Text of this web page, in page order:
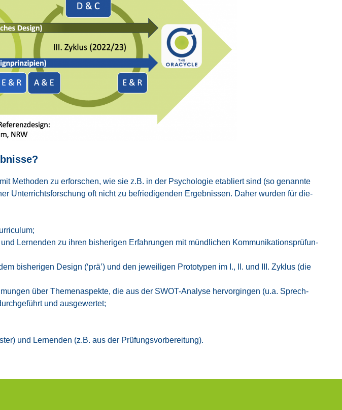
Metho­den zu erfor­schen, wie sie z.B. in der Psy­cho­lo­gie eta­bliert sind (so genann­te
Unter­richts­for­schung oft nicht zu befrie­di­gen­den Ergeb­nis­sen. Daher wur­den für die­
Ler­nen­den zu ihren bis­he­ri­gen Erfah­run­gen mit münd­li­chen Kom­mu­ni­ka­ti­ons­prü­fun­
bis­he­ri­gen Design (‘prä’) und den jewei­li­gen Pro­to­ty­pen im I., II. und III. Zyklus (die
über The­men­aspek­te, die aus der SWOT-Ana­ly­se her­vor­gin­gen (u.a. Sprech­
und aus­ge­wer­tet;
und Ler­nen­den (z.B. aus der Prü­fungs­vor­be­rei­tung).